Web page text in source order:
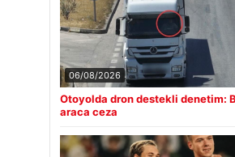
06/08/2026
Otoyolda dron destekli denetim:
araca ceza